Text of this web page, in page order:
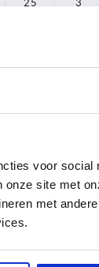
voor social
site met
met
25 3
25 3
25 3
25